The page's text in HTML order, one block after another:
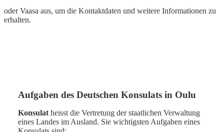
oder Vaasa aus, um die Kontaktdaten und weitere Informationen zu
erhalten.
Aufgaben des Deutschen Konsulats in Oulu
Konsulat heisst die Vertretung der staatlichen Verwaltung
eines Landes im Ausland. Sie wichtigsten Aufgaben eines